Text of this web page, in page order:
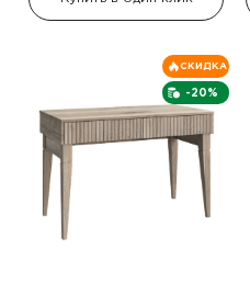
-20%
СКИДКА